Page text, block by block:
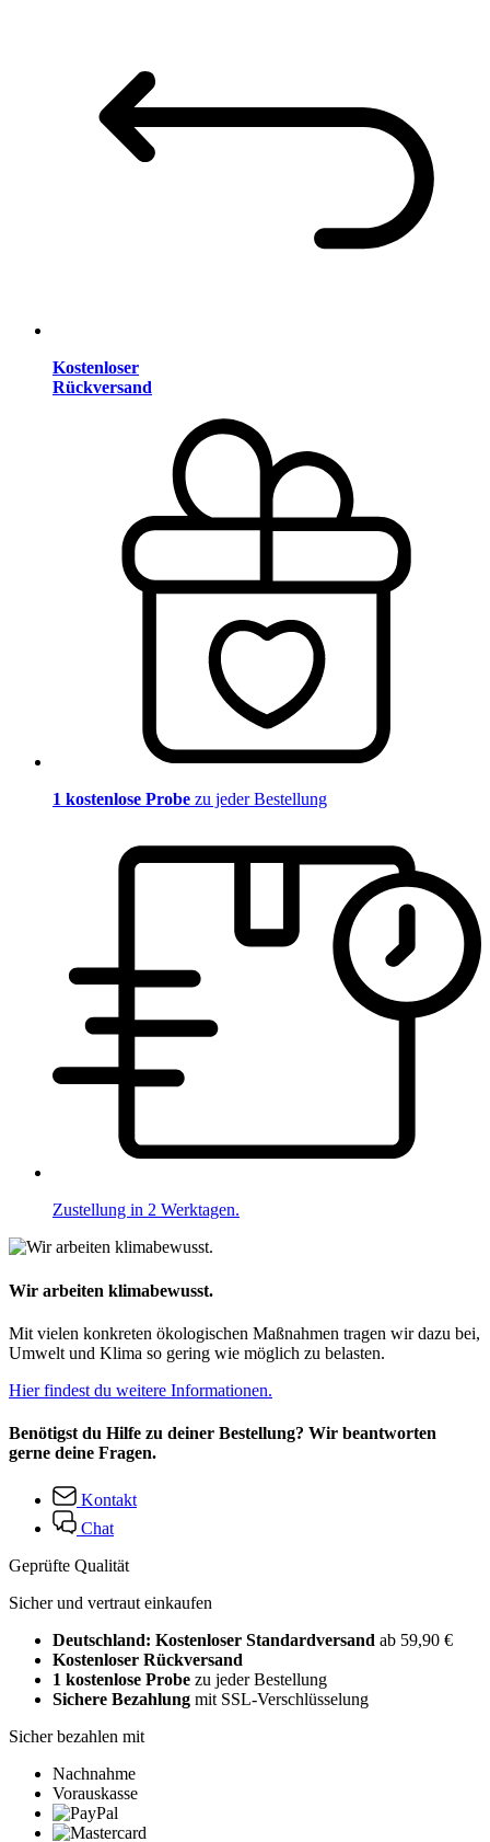
Kostenloser
Rückversand
1 kostenlose Probe zu jeder Bestellung
Zustellung in 2 Werktagen.
Wir arbeiten klimabewusst.
Mit vielen konkreten ökologischen Maßnahmen tragen wir dazu bei,
Umwelt und Klima so gering wie möglich zu belasten.
Hier findest du weitere Informationen.
Benötigst du Hilfe zu deiner Bestellung? Wir beantworten
gerne deine Fragen.
Kontakt
Chat
Geprüfte Qualität
Sicher und vertraut einkaufen
Deutschland: Kostenloser Standardversand ab 59,90 €
Kostenloser Rückversand
1 kostenlose Probe zu jeder Bestellung
Sichere Bezahlung mit SSL-Verschlüsselung
Sicher bezahlen mit
Nachnahme
Vorauskasse